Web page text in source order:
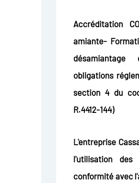
Accréditation
amiante-
désamiantage
obligations
section 4 du
R.4412-144)
L'entreprise
l'utilisation des
conformité avec